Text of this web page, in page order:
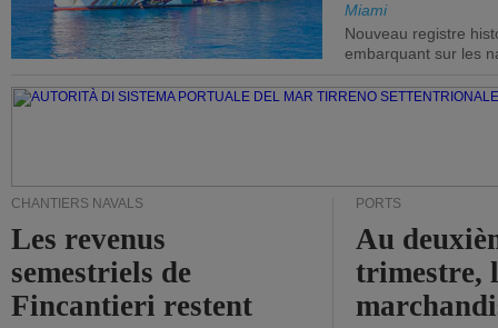
Miami
Nouveau registre
embarquant sur les
CHANTIERS NAVALS
Les revenus
semestriels de
Fincantieri restent
PORTS
Au
trimestre,